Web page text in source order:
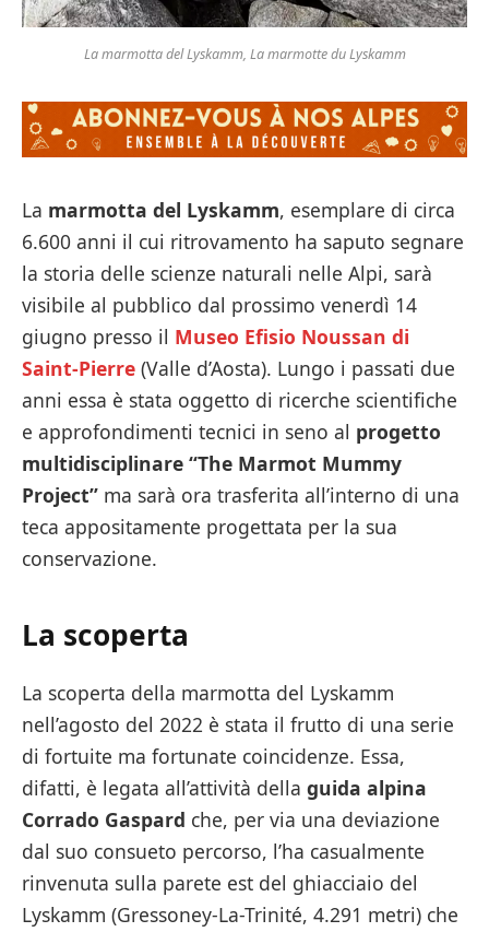
La marmotta del Lyskamm, La marmotte du Lyskamm
La marmotta del Lyskamm, esemplare di circa
6.600 anni il cui ritrovamento ha saputo segnare
la storia delle scienze naturali nelle Alpi, sarà
visibile al pubblico dal prossimo venerdì 14
giugno presso il Museo Efisio Noussan di
Saint-Pierre (Valle d’Aosta). Lungo i passati due
anni essa è stata oggetto di ricerche scientifiche
e approfondimenti tecnici in seno al progetto
multidisciplinare “The Marmot Mummy
Project” ma sarà ora trasferita all’interno di una
teca appositamente progettata per la sua
conservazione.
La scoperta
La scoperta della marmotta del Lyskamm
nell’agosto del 2022 è stata il frutto di una serie
di fortuite ma fortunate coincidenze. Essa,
difatti, è legata all’attività della guida alpina
Corrado Gaspard che, per via una deviazione
dal suo consueto percorso, l’ha casualmente
rinvenuta sulla parete est del ghiacciaio del
Lyskamm (Gressoney-La-Trinité, 4.291 metri) che